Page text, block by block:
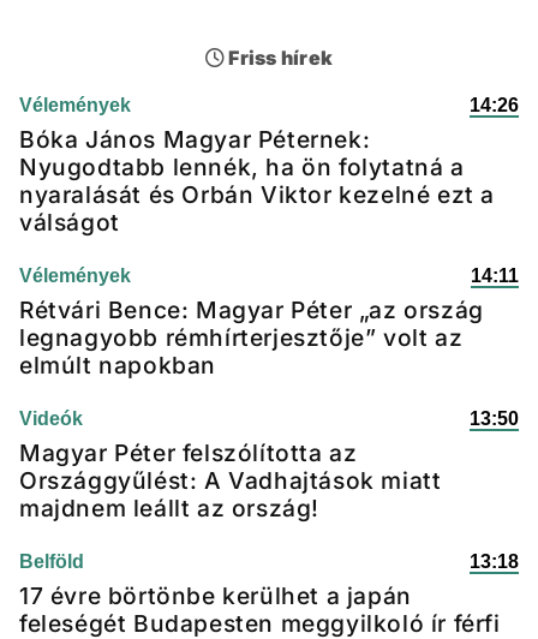
Friss hírek
Vélemények 14:26
Bóka János Magyar Péternek:
Nyugodtabb lennék, ha ön folytatná a
nyaralását és Orbán Viktor kezelné ezt a
válságot
Vélemények 14:11
Rétvári Bence: Magyar Péter „az ország
legnagyobb rémhírterjesztője” volt az
elmúlt napokban
Videók 13:50
Magyar Péter felszólította az
Országgyűlést: A Vadhajtások miatt
majdnem leállt az ország!
Belföld 13:18
17 évre börtönbe kerülhet a japán
feleségét Budapesten meggyilkoló ír férfi